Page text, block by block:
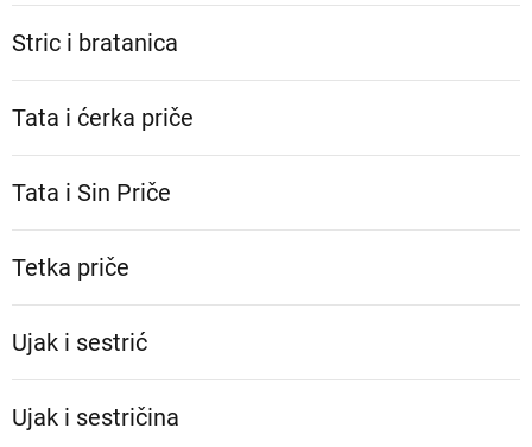
Stric i bratanica
Tata i ćerka priče
Tata i Sin Priče
Tetka priče
Ujak i sestrić
Ujak i sestričina